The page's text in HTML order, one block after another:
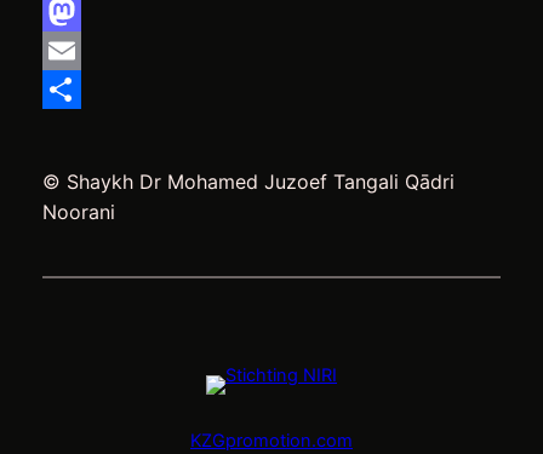
Facebook
Mastodon
Email
© Shaykh Dr Mohamed Juzoef Tangali Qādri
Noorani
KZGpromotion.com